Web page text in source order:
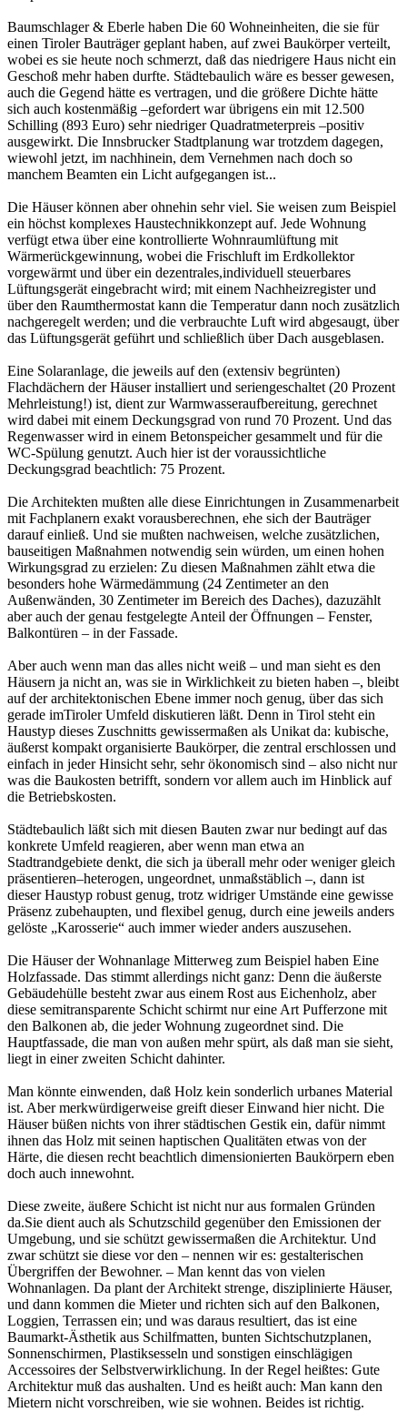
Baumschlager & Eberle haben Die 60 Wohneinheiten, die sie für
einen Tiroler Bauträger geplant haben, auf zwei Baukörper verteilt,
wobei es sie heute noch schmerzt, daß das niedrigere Haus nicht ein
Geschoß mehr haben durfte. Städtebaulich wäre es besser gewesen,
auch die Gegend hätte es vertragen, und die größere Dichte hätte
sich auch kostenmäßig –gefordert war übrigens ein mit 12.500
Schilling (893 Euro) sehr niedriger Quadratmeterpreis –positiv
ausgewirkt. Die Innsbrucker Stadtplanung war trotzdem dagegen,
wiewohl jetzt, im nachhinein, dem Vernehmen nach doch so
manchem Beamten ein Licht aufgegangen ist...
Die Häuser können aber ohnehin sehr viel. Sie weisen zum Beispiel
ein höchst komplexes Haustechnikkonzept auf. Jede Wohnung
verfügt etwa über eine kontrollierte Wohnraumlüftung mit
Wärmerückgewinnung, wobei die Frischluft im Erdkollektor
vorgewärmt und über ein dezentrales,individuell steuerbares
Lüftungsgerät eingebracht wird; mit einem Nachheizregister und
über den Raumthermostat kann die Temperatur dann noch zusätzlich
nachgeregelt werden; und die verbrauchte Luft wird abgesaugt, über
das Lüftungsgerät geführt und schließlich über Dach ausgeblasen.
Eine Solaranlage, die jeweils auf den (extensiv begrünten)
Flachdächern der Häuser installiert und seriengeschaltet (20 Prozent
Mehrleistung!) ist, dient zur Warmwasseraufbereitung, gerechnet
wird dabei mit einem Deckungsgrad von rund 70 Prozent. Und das
Regenwasser wird in einem Betonspeicher gesammelt und für die
WC-Spülung genutzt. Auch hier ist der voraussichtliche
Deckungsgrad beachtlich: 75 Prozent.
Die Architekten mußten alle diese Einrichtungen in Zusammenarbeit
mit Fachplanern exakt vorausberechnen, ehe sich der Bauträger
darauf einließ. Und sie mußten nachweisen, welche zusätzlichen,
bauseitigen Maßnahmen notwendig sein würden, um einen hohen
Wirkungsgrad zu erzielen: Zu diesen Maßnahmen zählt etwa die
besonders hohe Wärmedämmung (24 Zentimeter an den
Außenwänden, 30 Zentimeter im Bereich des Daches), dazuzählt
aber auch der genau festgelegte Anteil der Öffnungen – Fenster,
Balkontüren – in der Fassade.
Aber auch wenn man das alles nicht weiß – und man sieht es den
Häusern ja nicht an, was sie in Wirklichkeit zu bieten haben –, bleibt
auf der architektonischen Ebene immer noch genug, über das sich
gerade imTiroler Umfeld diskutieren läßt. Denn in Tirol steht ein
Haustyp dieses Zuschnitts gewissermaßen als Unikat da: kubische,
äußerst kompakt organisierte Baukörper, die zentral erschlossen und
einfach in jeder Hinsicht sehr, sehr ökonomisch sind – also nicht nur
was die Baukosten betrifft, sondern vor allem auch im Hinblick auf
die Betriebskosten.
Städtebaulich läßt sich mit diesen Bauten zwar nur bedingt auf das
konkrete Umfeld reagieren, aber wenn man etwa an
Stadtrandgebiete denkt, die sich ja überall mehr oder weniger gleich
präsentieren–heterogen, ungeordnet, unmaßstäblich –, dann ist
dieser Haustyp robust genug, trotz widriger Umstände eine gewisse
Präsenz zubehaupten, und flexibel genug, durch eine jeweils anders
gelöste „Karosserie“ auch immer wieder anders auszusehen.
Die Häuser der Wohnanlage Mitterweg zum Beispiel haben Eine
Holzfassade. Das stimmt allerdings nicht ganz: Denn die äußerste
Gebäudehülle besteht zwar aus einem Rost aus Eichenholz, aber
diese semitransparente Schicht schirmt nur eine Art Pufferzone mit
den Balkonen ab, die jeder Wohnung zugeordnet sind. Die
Hauptfassade, die man von außen mehr spürt, als daß man sie sieht,
liegt in einer zweiten Schicht dahinter.
Man könnte einwenden, daß Holz kein sonderlich urbanes Material
ist. Aber merkwürdigerweise greift dieser Einwand hier nicht. Die
Häuser büßen nichts von ihrer städtischen Gestik ein, dafür nimmt
ihnen das Holz mit seinen haptischen Qualitäten etwas von der
Härte, die diesen recht beachtlich dimensionierten Baukörpern eben
doch auch innewohnt.
Diese zweite, äußere Schicht ist nicht nur aus formalen Gründen
da.Sie dient auch als Schutzschild gegenüber den Emissionen der
Umgebung, und sie schützt gewissermaßen die Architektur. Und
zwar schützt sie diese vor den – nennen wir es: gestalterischen
Übergriffen der Bewohner. – Man kennt das von vielen
Wohnanlagen. Da plant der Architekt strenge, disziplinierte Häuser,
und dann kommen die Mieter und richten sich auf den Balkonen,
Loggien, Terrassen ein; und was daraus resultiert, das ist eine
Baumarkt-Ästhetik aus Schilfmatten, bunten Sichtschutzplanen,
Sonnenschirmen, Plastiksesseln und sonstigen einschlägigen
Accessoires der Selbstverwirklichung. In der Regel heißtes: Gute
Architektur muß das aushalten. Und es heißt auch: Man kann den
Mietern nicht vorschreiben, wie sie wohnen. Beides ist richtig.